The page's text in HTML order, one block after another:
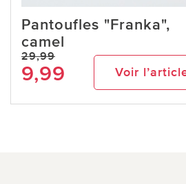
Pantoufles "Franka",
camel
29,99
9,99 Voir